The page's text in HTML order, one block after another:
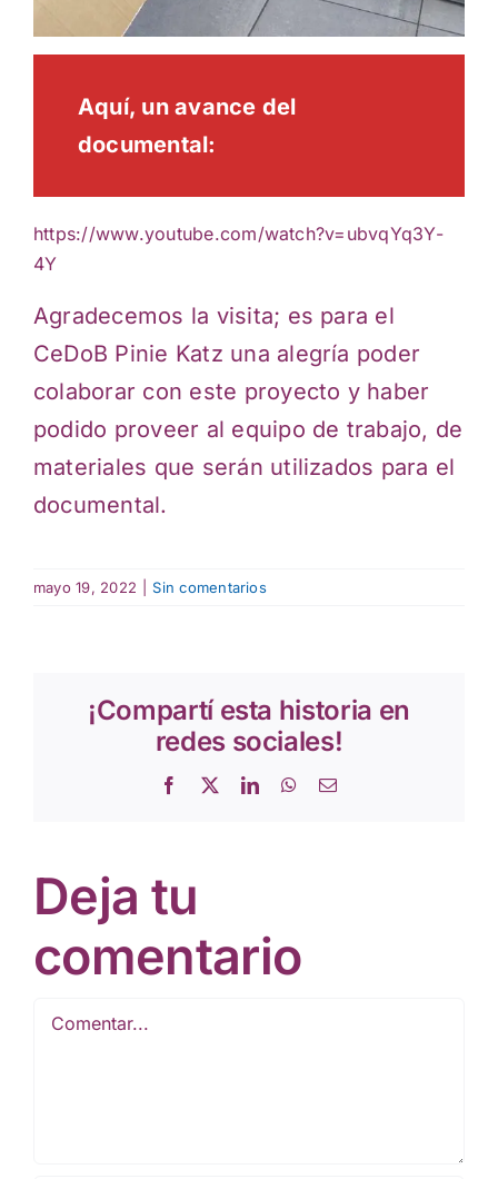
Aquí, un avance del
documental:
https://www.youtube.com/watch?v=ubvqYq3Y-
4Y
Agradecemos la visita; es para el
CeDoB Pinie Katz una alegría poder
colaborar con este proyecto y haber
podido proveer al equipo de trabajo, de
materiales que serán utilizados para el
documental.
mayo 19, 2022 Sin comentarios
¡Compartí esta historia en
redes sociales!
Facebook
X LinkedInWhatsApp
Correo
Deja tu
comentario
Comentar